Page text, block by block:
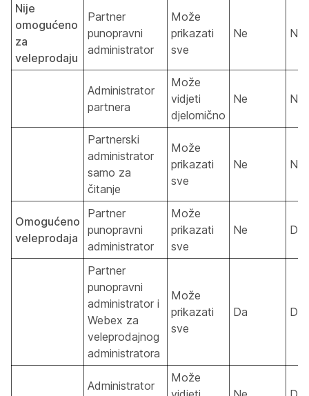
Nije
omogućeno
za
veleprodaju
Partner
punopravni
administrator
Može
prikazati
sve
Ne Ne
Administrator
partnera
Može
vidjeti
djelomično
Ne Ne
Partnerski
administrator
samo za
čitanje
Može
prikazati
sve
Ne Ne
Omogućeno
veleprodaja
Partner
punopravni
administrator
Može
prikazati
sve
Ne Da
Partner
punopravni
administrator i
Webex za
veleprodajnog
administratora
Može
prikazati
sve
Da Da
Administrator
Može